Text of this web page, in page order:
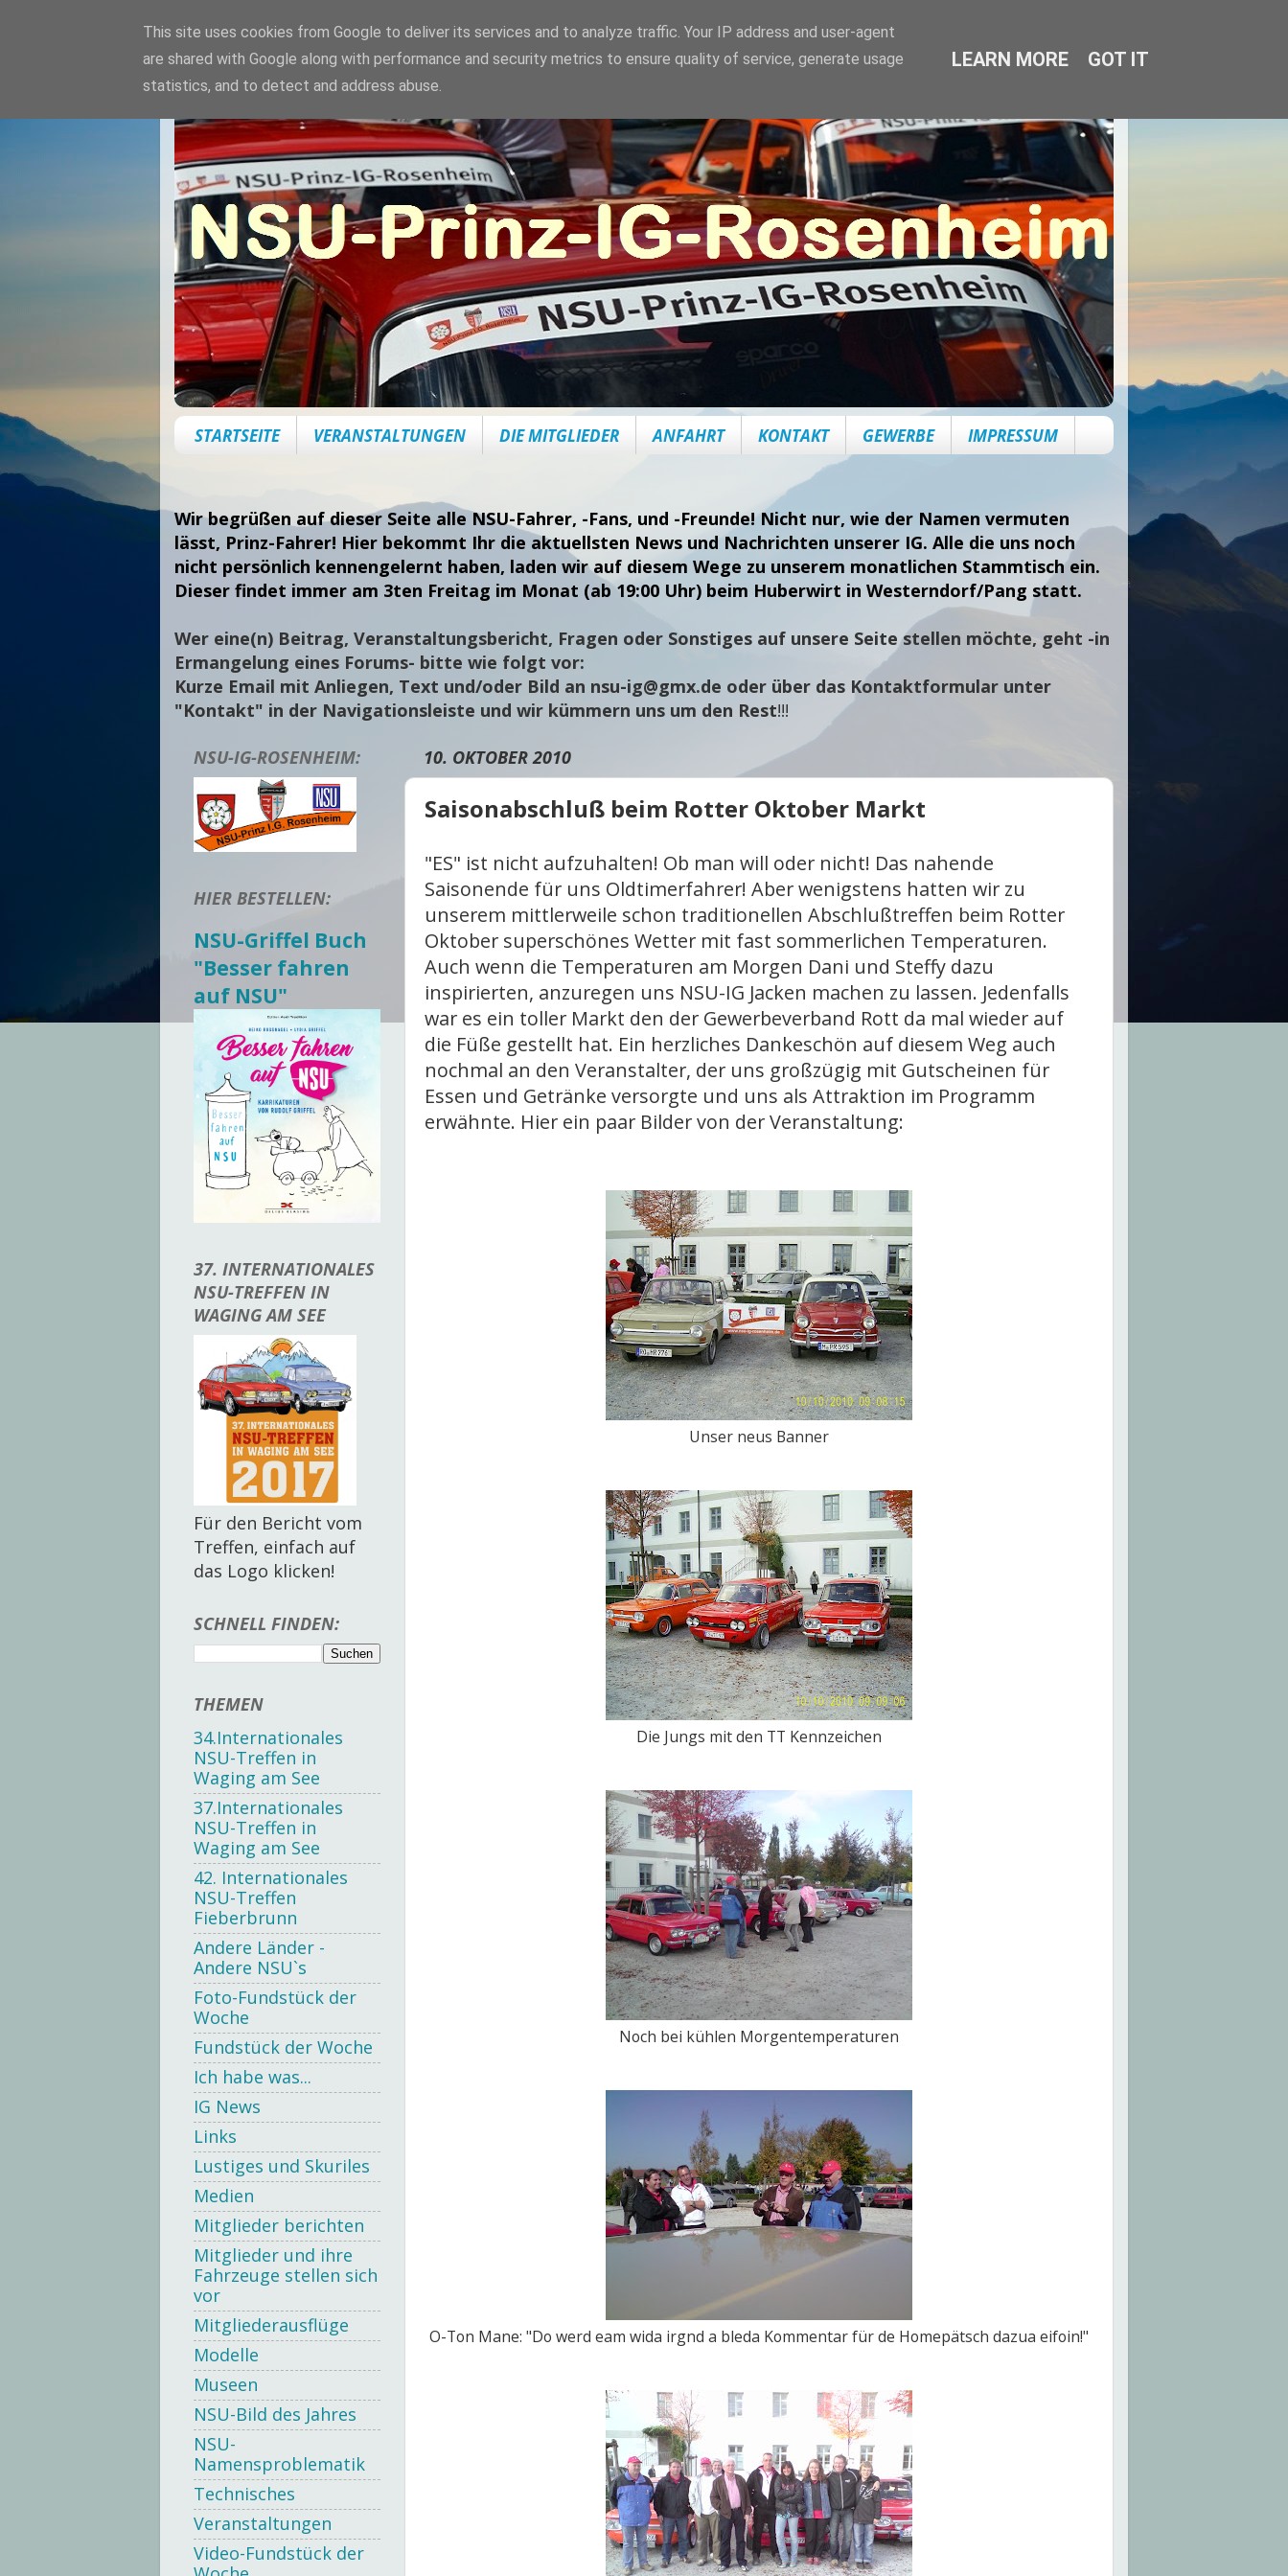
STARTSEITE VERANSTALTUNGEN DIE MITGLIEDER ANFAHRT KONTAKT GEWERBE IMPRESSUM
Wir begrüßen auf dieser Seite alle NSU-Fahrer, -Fans, und -Freunde! Nicht nur, wie der Namen vermuten
lässt, Prinz-Fahrer! Hier bekommt Ihr die aktuellsten News und Nachrichten unserer IG. Alle die uns noch
nicht persönlich kennengelernt haben, laden wir auf diesem Wege zu unserem monatlichen Stammtisch ein.
Dieser findet immer am 3ten Freitag im Monat (ab 19:00 Uhr) beim Huberwirt in Westerndorf/Pang statt.
Wer eine(n) Beitrag, Veranstaltungsbericht, Fragen oder Sonstiges auf unsere Seite stellen möchte, geht -in
Ermangelung eines Forums- bitte wie folgt vor:
Kurze Email mit Anliegen, Text und/oder Bild an nsu-ig@gmx.de oder über das Kontaktformular unter
"Kontakt" in der Navigationsleiste und wir kümmern uns um den Rest!!!
10. OKTOBER 2010
Saisonabschluß beim Rotter Oktober Markt
"ES" ist nicht aufzuhalten! Ob man will oder nicht! Das nahende
Saisonende für uns Oldtimerfahrer! Aber wenigstens hatten wir zu
unserem mittlerweile schon traditionellen Abschlußtreffen beim Rotter
Oktober superschönes Wetter mit fast sommerlichen Temperaturen.
Auch wenn die Temperaturen am Morgen Dani und Steffy dazu
inspirierten, anzuregen uns NSU-IG Jacken machen zu lassen. Jedenfalls
war es ein toller Markt den der Gewerbeverband Rott da mal wieder auf
die Füße gestellt hat. Ein herzliches Dankeschön auf diesem Weg auch
nochmal an den Veranstalter, der uns großzügig mit Gutscheinen für
Essen und Getränke versorgte und uns als Attraktion im Programm
erwähnte. Hier ein paar Bilder von der Veranstaltung:
Unser neus Banner
Die Jungs mit den TT Kennzeichen
Noch bei kühlen Morgentemperaturen
O-Ton Mane: "Do werd eam wida irgnd a bleda Kommentar für de Homepätsch dazua eifoin!"
NSU-IG-ROSENHEIM:
HIER BESTELLEN:
NSU-Griffel Buch
"Besser fahren
auf NSU"
37. INTERNATIONALES
NSU-TREFFEN IN
WAGING AM SEE
Für den Bericht vom
Treffen, einfach auf
das Logo klicken!
SCHNELL FINDEN:
THEMEN
34.Internationales
NSU-Treffen in
Waging am See
37.Internationales
NSU-Treffen in
Waging am See
42. Internationales
NSU-Treffen
Fieberbrunn
Andere Länder -
Andere NSU`s
Foto-Fundstück der
Woche
Fundstück der Woche
Ich habe was...
IG News
Links
Lustiges und Skuriles
Medien
Mitglieder berichten
Mitglieder und ihre
Fahrzeuge stellen sich
vor
Mitgliederausflüge
Modelle
Museen
NSU-Bild des Jahres
NSU-
Namensproblematik
Technisches
Veranstaltungen
Video-Fundstück der
This site uses cookies from Google to deliver its services and to analyze traffic. Your IP address and user-agent
are shared with Google along with performance and security metrics to ensure quality of service, generate usage
statistics, and to detect and address abuse.
LEARN MORE GOT IT